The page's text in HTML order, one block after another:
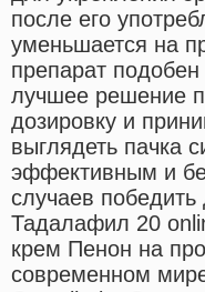
после его
уменьшается на
препарат
лучшее решение
дозировку и
выглядеть пачка
эффективным и
случаев
Тадалафил 20
крем Пенон на
современном